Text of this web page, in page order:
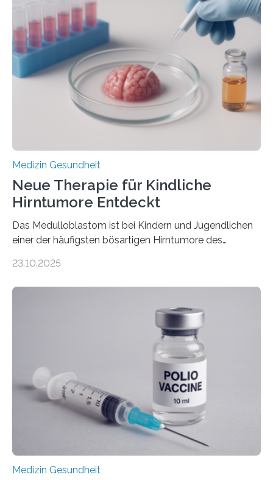
der Hypertrophen Kardiomyopathie (HCM) versagen
kann und wie sich durch eine Verringerung der
Herzbelastung und des oxidativen Stresses
Rhythmusstörungen reduzieren lassen. Würzburg. Die
hypertrophe Kardiomyopathie (HCM) ist die häufigste
erblich bedingte Herzerkrankung. Sie führt dazu, dass
sich die linke Herzkammer verdickt, der Herzmuskel zu
stark kontrahiert…
Medizin Gesundheit
Neue Therapie für Kindliche
Hirntumore Entdeckt
Das Medulloblastom ist bei Kindern und Jugendlichen
einer der häufigsten bösartigen Hirntumore des
Betroffenen können mit heutigen Methoden geheilt
Dringend benötigt werden zielgerichtete Therapien, die
nur Tumorschwachstellen angreifen und normales
Gewebe verschonen. Forschende um Daniel Merk vom
Hertie-Institut für klinische Hirnforschung am
Universitätsklinikum Tübingen haben eine solche
Schwachstelle im Erbgut einer Untergruppe des
Medulloblastoms gefunden. Die Wilhelm Sander-
Stiftung unterstützte das Projekt…
23.10.2025
Medizin Gesundheit